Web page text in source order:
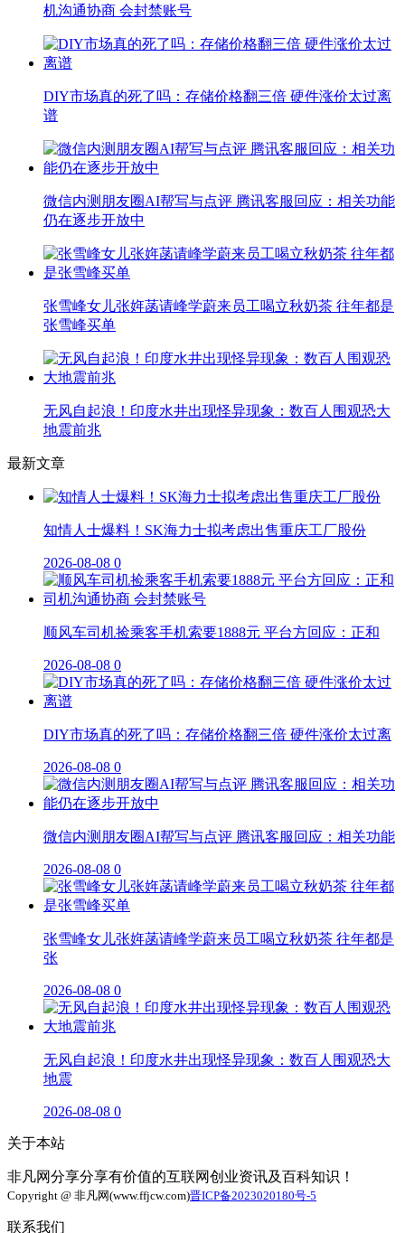
机沟通协商 会封禁账号
DIY市场真的死了吗：存储价格翻三倍 硬件涨价太过离
谱
微信内测朋友圈AI帮写与点评 腾讯客服回应：相关功能
仍在逐步开放中
张雪峰女儿张姩菡请峰学蔚来员工喝立秋奶茶 往年都是
张雪峰买单
无风自起浪！印度水井出现怪异现象：数百人围观恐大
地震前兆
最新文章
知情人士爆料！SK海力士拟考虑出售重庆工厂股份
2026-08-08 0
顺风车司机捡乘客手机索要1888元 平台方回应：正和
2026-08-08 0
DIY市场真的死了吗：存储价格翻三倍 硬件涨价太过离
2026-08-08 0
微信内测朋友圈AI帮写与点评 腾讯客服回应：相关功能
2026-08-08 0
张雪峰女儿张姩菡请峰学蔚来员工喝立秋奶茶 往年都是
张
2026-08-08 0
无风自起浪！印度水井出现怪异现象：数百人围观恐大
地震
2026-08-08 0
关于本站
非凡网分享分享有价值的互联网创业资讯及百科知识！
Copyright @ 非凡网(www.ffjcw.com)晋ICP备2023020180号-5
联系我们